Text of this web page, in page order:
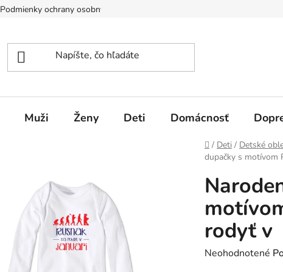
Podmienky ochrany osobných údajov
Muži Ženy Deti Domácnosť
Domov
/ Deti / Detské
dupačky s motívom
rodyť v
Priemerné
Neohodnotené